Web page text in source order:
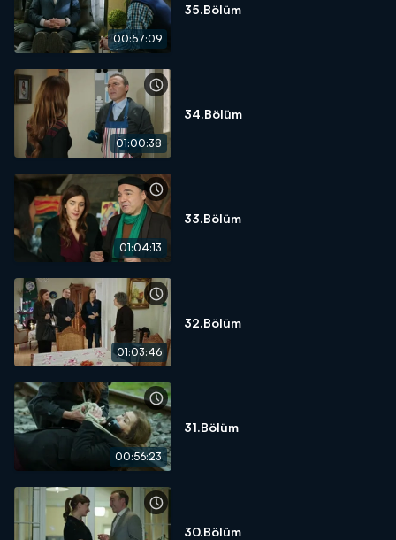
00:57:09
35.Bölüm
01:00:38
34.Bölüm
01:04:13
33.Bölüm
01:03:46
32.Bölüm
00:56:23
31.Bölüm
30.Bölüm